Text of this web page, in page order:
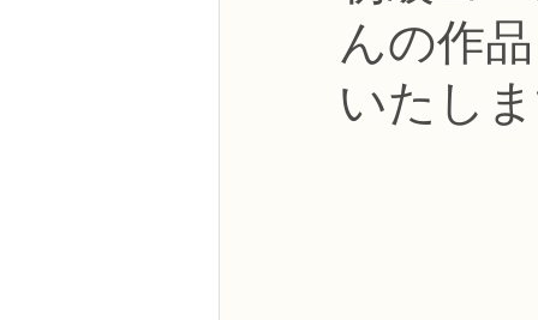
NFDディプロマアーティフィシャルコ
んの作
いたし